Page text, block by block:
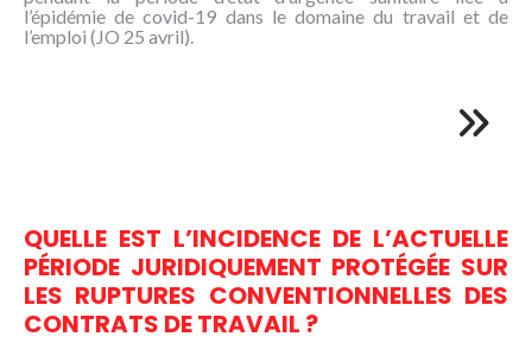
l’épidémie de covid-19 dans le domaine du travail et de
l’emploi (JO 25 avril).
QUELLE EST L’INCIDENCE DE L’ACTUELLE
PÉRIODE JURIDIQUEMENT PROTÉGÉE SUR
LES RUPTURES CONVENTIONNELLES DES
CONTRATS DE TRAVAIL ?